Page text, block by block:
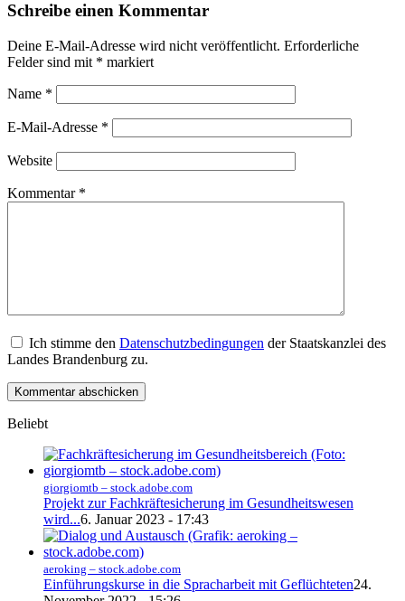
Schreibe einen Kommentar
Deine E-Mail-Adresse wird nicht veröffentlicht. Erforderliche
Felder sind mit * markiert
Name *
E-Mail-Adresse *
Website
Kommentar *
Ich stimme den Datenschutzbedingungen der Staatskanzlei des
Landes Brandenburg zu.
Beliebt
giorgiomtb – stock.adobe.com
Projekt zur Fachkräftesicherung im Gesundheitswesen
wird...6. Januar 2023 - 17:43
aeroking – stock.adobe.com
Einführungskurse in die Spracharbeit mit Geflüchteten24.